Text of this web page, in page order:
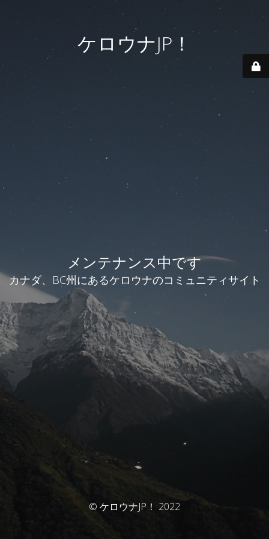
ケロウナJP！
メンテナンス中です
カナダ、BC州にあるケロウナのコミュニティサイト
© ケロウナJP！ 2022